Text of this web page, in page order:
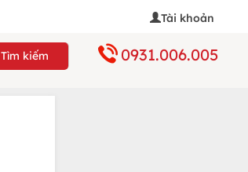
Tài khoản
Tìm kiếm 0931.006.005